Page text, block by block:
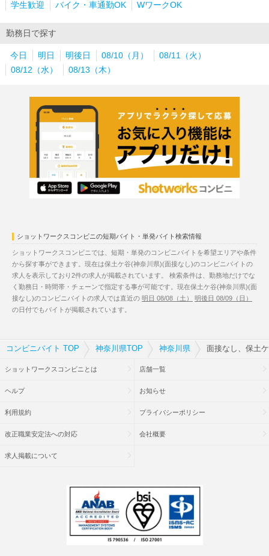
学生歓迎
バイク・車通勤OK WワークOK
勤務日で探す
今日 明日 明後日 08/10（月）
08/11（火）
08/12（水）
08/13（木）
ショットワークスコンビニの短期バイト・単発バイト検索情報
ショットワークスコンビニでは、短期・単発のコンビニバイトを希望エリアや条件
から探す事ができます。現在は保土ケ谷(神奈川県)(面接なし)のコンビニバイトの
求人を表示しており2件の求人が掲載されています。 検索条件は、勤務地だけでな
く勤務日・時間帯・チェーンで指定する事が可能です。現在保土ケ谷(神奈川県)(面
接なし)のコンビニバイトの求人では直近の 明日 08/08（土）
明後日 08/09（日）
の日付でもバイトが掲載されています。
コンビニバイト TOP 神奈川県TOP 神奈川県 面接なし、保土
ショットワークスコンビニとは 店舗一覧
ヘルプ お知らせ
利用規約 プライバシーポリシー
改正職業安定法への対応 会社概要
求人掲載について